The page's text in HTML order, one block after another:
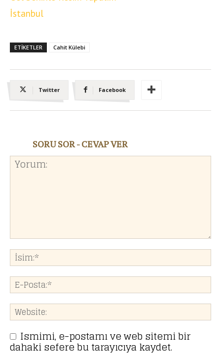
İstanbul
ETIKETLER Cahit Külebi
Twitter Facebook
SORU SOR - CEVAP VER
Ismimi, e-postamı ve web sitemi bir
dahaki sefere bu tarayıcıya kaydet.